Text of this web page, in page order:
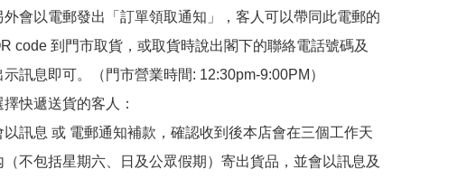
外會以電郵發出「訂單領取通知」，客人可以帶同此電郵的
code 到門市取貨，或取貨時說出閣下的聯絡電話號碼及
示訊息即可。（門市營業時間: 12:30pm-9:00PM）
擇快遞送貨的客人：
以訊息 或 電郵通知補款，確認收到後本店會在三個工作天
（不包括星期六、日及公眾假期）寄出貨品，並會以訊息及